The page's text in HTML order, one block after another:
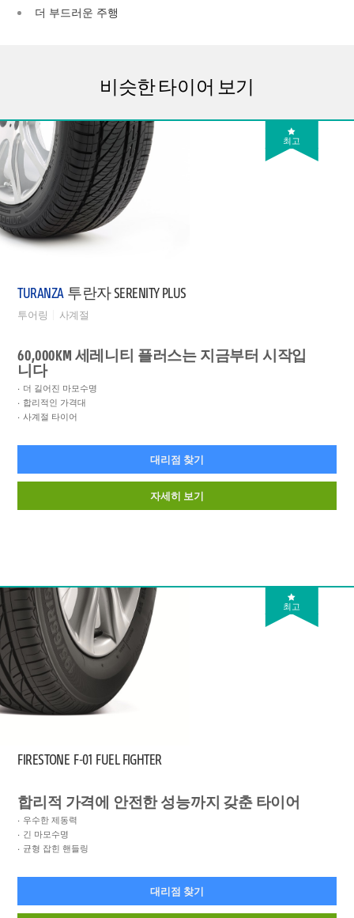
더 부드러운 주행
비슷한 타이어 보기
최고
TURANZA 투란자 SERENITY PLUS
투어링 사계절
60,000KM 세레니티 플러스는 지금부터 시작입
니다
더 길어진 마모수명
합리적인 가격대
사계절 타이어
대리점 찾기
자세히 보기
최고
FIRESTONE F-01 FUEL FIGHTER
합리적 가격에 안전한 성능까지 갖춘 타이어
우수한 제동력
긴 마모수명
균형 잡힌 핸들링
대리점 찾기